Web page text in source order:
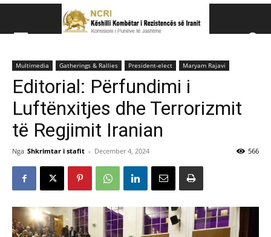
Këshillit Kombëtar të Rezistencës së Iranit (NCRI)
Multimedia Gatherings & Rallies President-elect Maryam Rajavi
Editorial: Përfundimi i
Luftënxitjes dhe Terrorizmit
të Regjimit Iranian
Nga Shkrimtar i stafit - December 4, 2024 566